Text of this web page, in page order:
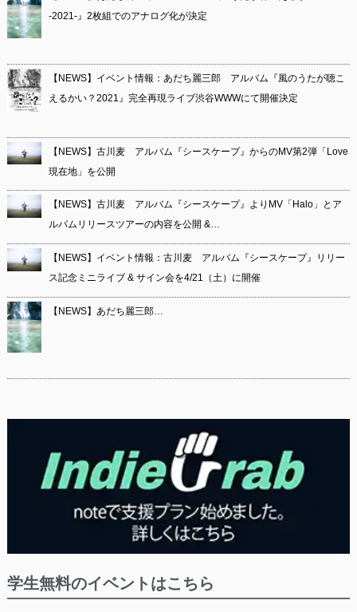
-2021-』2枚組でのアナログ化が決定
【NEWS】イベント情報：あだち麗三郎 アルバム『風のうたが聴こ
えるかい？2021』完全再現ライブ渋谷WWWにて開催決定
【NEWS】古川麦 アルバム『シースケープ』からのMV第2弾「Love
現在地」を公開
【NEWS】古川麦 アルバム『シースケープ』よりMV「Halo」とア
ルバムリリースツアーの内容を公開 &…
【NEWS】イベント情報：古川麦 アルバム『シースケープ』リリー
ス記念ミニライブ & サイン会を4/21（土）に開催
【NEWS】あだち麗三郎…
学生無料のイベントはこちら